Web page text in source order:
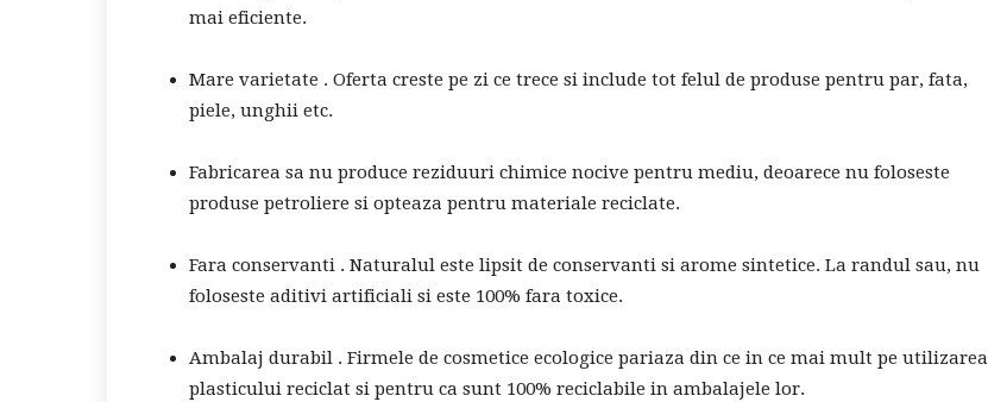
mai eficiente.
Mare varietate . Oferta creste pe zi ce trece si include tot felul de produse pentru par, fata,
piele, unghii etc.
Fabricarea sa nu produce reziduuri chimice nocive pentru mediu, deoarece nu foloseste
produse petroliere si opteaza pentru materiale reciclate.
Fara conservanti . Naturalul este lipsit de conservanti si arome sintetice. La randul sau, nu
foloseste aditivi artificiali si este 100% fara toxice.
Ambalaj durabil . Firmele de cosmetice ecologice pariaza din ce in ce mai mult pe utilizarea
plasticului reciclat si pentru ca sunt 100% reciclabile in ambalajele lor.